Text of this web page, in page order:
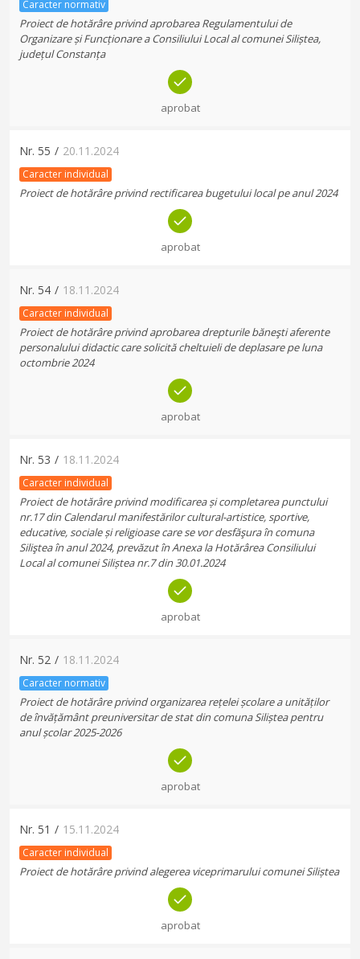
Caracter normativ
Proiect de hotărâre privind aprobarea Regulamentului de
Organizare și Funcționare a Consiliului Local al comunei Siliștea,
județul Constanța
aprobat
Nr. 55 / 20.11.2024
Caracter individual
Proiect de hotărâre privind rectificarea bugetului local pe anul 2024
aprobat
Nr. 54 / 18.11.2024
Caracter individual
Proiect de hotărâre privind aprobarea drepturile băneşti aferente
personalului didactic care solicită cheltuieli de deplasare pe luna
octombrie 2024
aprobat
Nr. 53 / 18.11.2024
Caracter individual
Proiect de hotărâre privind modificarea și completarea punctului
nr.17 din Calendarul manifestărilor cultural-artistice, sportive,
educative, sociale și religioase care se vor desfăşura în comuna
Siliştea în anul 2024, prevăzut în Anexa la Hotărârea Consiliului
Local al comunei Siliștea nr.7 din 30.01.2024
aprobat
Nr. 52 / 18.11.2024
Caracter normativ
Proiect de hotărâre privind organizarea rețelei școlare a unităților
de învățământ preuniversitar de stat din comuna Siliștea pentru
anul școlar 2025-2026
aprobat
Nr. 51 / 15.11.2024
Caracter individual
Proiect de hotărâre privind alegerea viceprimarului comunei Siliștea
aprobat